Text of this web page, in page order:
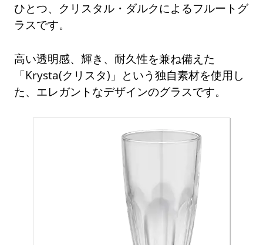
ひとつ、クリスタル・ダルクによるフルートグ
ラスです。
高い透明感、輝き、耐久性を兼ね備えた
「Krysta(クリスタ)」という独自素材を使用し
た、エレガントなデザインのグラスです。